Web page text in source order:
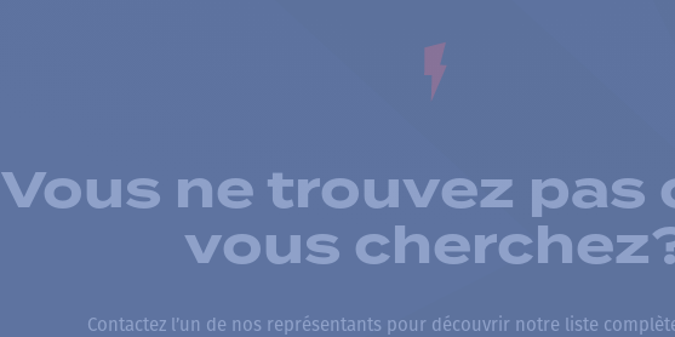
Vous ne trouvez pas
vous
Contactez l’un de nos représentants pour découvrir notre liste